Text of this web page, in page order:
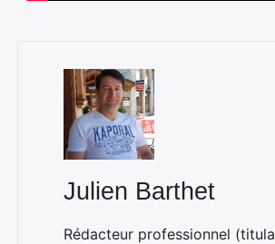
Julien Barthet
Rédacteur professionnel